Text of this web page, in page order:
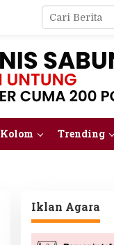
Kolom Trending
Iklan Agara